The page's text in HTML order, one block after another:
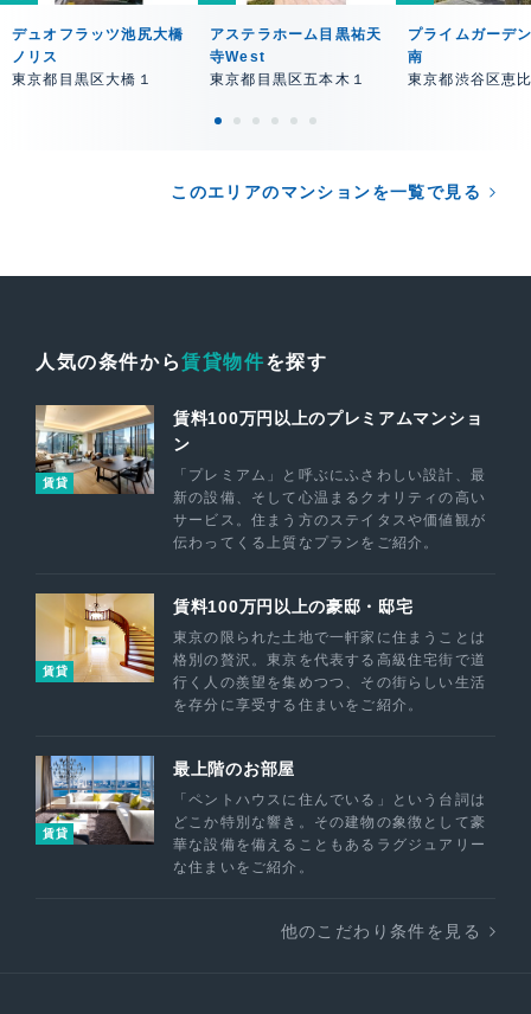
デュオフラッツ池尻大橋
ノリス
東京都目黒区大橋１
アステラホーム目黒祐天
寺West
東京都目黒区五本木１
プライムガーデ
南
東京都渋谷区恵
このエリアのマンションを一覧で見る
人気の条件から賃貸物件を探す
賃貸
賃料100万円以上のプレミアムマンショ
ン
「プレミアム」と呼ぶにふさわしい設計、最
新の設備、そして心温まるクオリティの高い
サービス。住まう方のステイタスや価値観が
伝わってくる上質なプランをご紹介。
賃貸
賃料100万円以上の豪邸・邸宅
東京の限られた土地で一軒家に住まうことは
格別の贅沢。東京を代表する高級住宅街で道
行く人の羨望を集めつつ、その街らしい生活
を存分に享受する住まいをご紹介。
賃貸
最上階のお部屋
「ペントハウスに住んでいる」という台詞は
どこか特別な響き。その建物の象徴として豪
華な設備を備えることもあるラグジュアリー
な住まいをご紹介。
他のこだわり条件を見る